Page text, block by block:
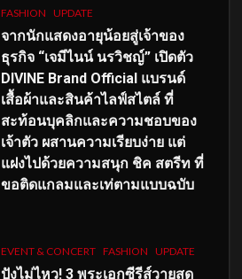
FASHION UPDATE
จากนักแสดงอายุน้อยสู่เจ้าของ
ธุรกิจ “เจมีไนน์ นรวิชญ์” เปิดตัว
DIVINE Brand Official แบรนด์
เสื้อผ้าและสินค้าไลฟ์สไตล์ ที่
สะท้อนบุคลิกและความชอบของ
เจ้าตัว ผสานความเรียบง่าย แต่
แฝงไปด้วยความสนุก ชิค สตรีท ที่
ขอติดแกลมและเท่ตามแบบฉบับ
EVENT & CONCERT FASHION UPDATE
ปังไม่ไหว! 3 พระเอกซีรีส์วายสุด